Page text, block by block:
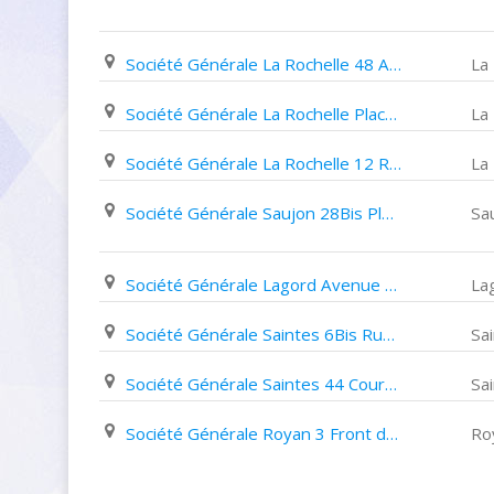
Société Générale La Rochelle 48 Avenue Jean Monnet La
Société Générale La Rochelle Place de L'europe La
Société Générale La Rochelle 12 Rue Du Palais La
Société Générale Saujon 28Bis Place Du Général de Gaulle
Société Générale Lagord Avenue Du Fief Rose
Société Générale Saintes 6Bis Rue de La Roue
Société Générale Saintes 44 Cours National
Société Générale Royan 3 Front de Mer